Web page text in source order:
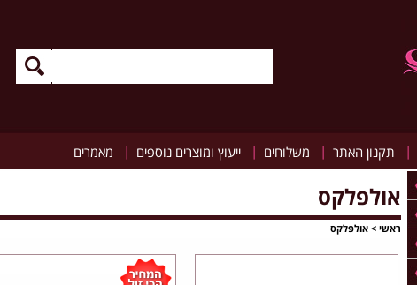
| תקנון האתר | משלוחים | ייעוץ ומוצרים נוספים | מאמרים
אולפלקס
ראשי > אולפלקס